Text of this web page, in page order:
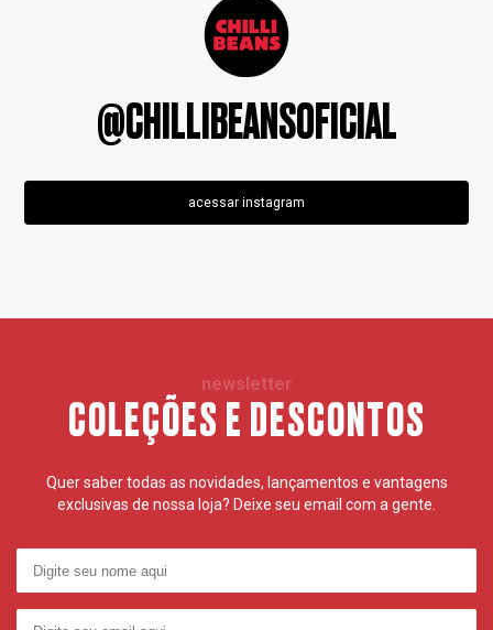
@CHILLIBEANSOFICIAL
acessar instagram
newsletter
COLEÇÕES E DESCONTOS
Quer saber todas as novidades, lançamentos e vantagens
exclusivas de nossa loja? Deixe seu email com a gente.